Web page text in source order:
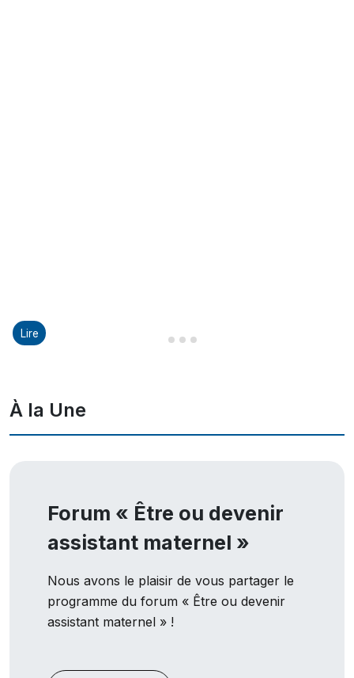
Diapositive 1 sur 8
Diapositive 2 sur 8
Diapositive 3 sur 8
Diapositive 4 sur 8
Lire
À la Une
Forum « Être ou devenir
assistant maternel »
Nous avons le plaisir de vous partager le
programme du forum « Être ou devenir
assistant maternel » !